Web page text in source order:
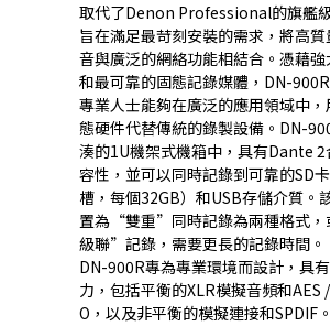
取代了Denon Professional的旗艦
旨在滿足最苛刻安裝的需求，將高
音與廣泛的網絡功能相結合。憑藉強
和最可靠的固態記錄媒體，DN-
專業人士能夠在廣泛的應用領域中
態硬件代替傳統的錄製設備。DN-
湊的1U機架式機箱中，具有Dante
容性，並可以同時記錄到可靠的SD
槽，每個32GB）和USB存儲介質。
置為“雙重”同時記錄為兩種格式
級聯”記錄，需要更長的記錄時間。
DN-900R專為專業環境而設計，具
力，包括平衡的XLR模擬音頻和AES
O，以及非平衡的模擬連接和SPDIF。